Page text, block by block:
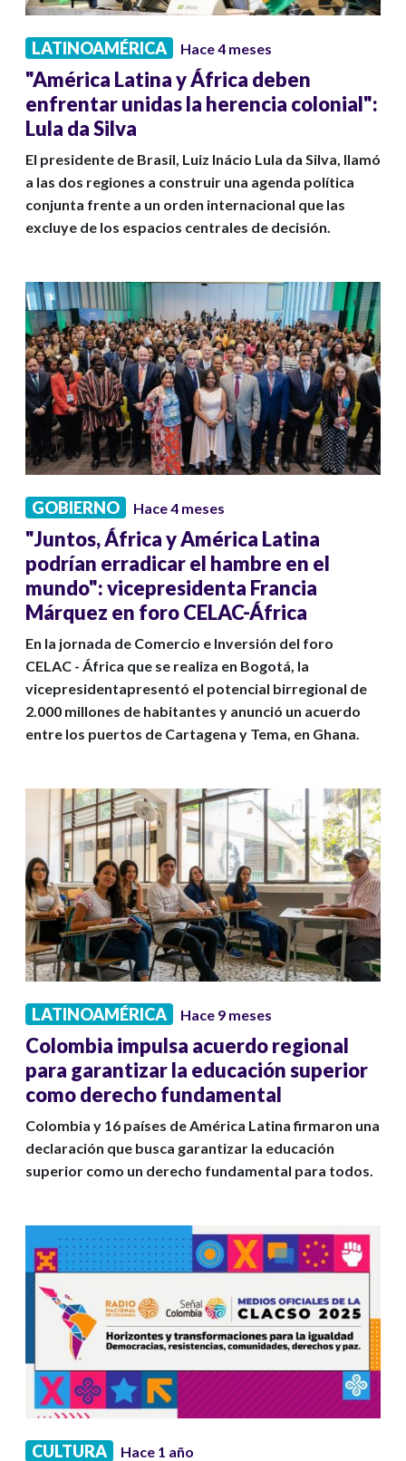
LATINOAMÉRICA Hace 4 meses
"América Latina y África deben
enfrentar unidas la herencia colonial":
Lula da Silva
El presidente de Brasil, Luiz Inácio Lula da Silva, llamó
a las dos regiones a construir una agenda política
conjunta frente a un orden internacional que las
excluye de los espacios centrales de decisión.
GOBIERNO Hace 4 meses
"Juntos, África y América Latina
podrían erradicar el hambre en el
mundo": vicepresidenta Francia
Márquez en foro CELAC-África
En la jornada de Comercio e Inversión del foro
CELAC - África que se realiza en Bogotá, la
vicepresidentapresentó el potencial birregional de
2.000 millones de habitantes y anunció un acuerdo
entre los puertos de Cartagena y Tema, en Ghana.
LATINOAMÉRICA Hace 9 meses
Colombia impulsa acuerdo regional
para garantizar la educación superior
como derecho fundamental
Colombia y 16 países de América Latina firmaron una
declaración que busca garantizar la educación
superior como un derecho fundamental para todos.
CULTURA Hace 1 año